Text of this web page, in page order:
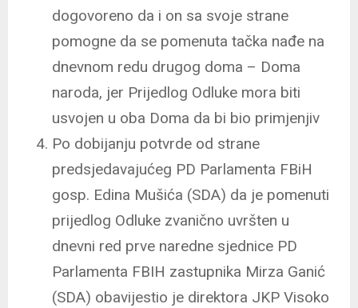
dogovoreno da i on sa svoje strane
pomogne da se pomenuta tačka nađe na
dnevnom redu drugog doma – Doma
naroda, jer Prijedlog Odluke mora biti
usvojen u oba Doma da bi bio primjenjiv
Po dobijanju potvrde od strane
predsjedavajućeg PD Parlamenta FBiH
gosp. Edina Mušića (SDA) da je pomenuti
prijedlog Odluke zvanično uvršten u
dnevni red prve naredne sjednice PD
Parlamenta FBIH zastupnika Mirza Ganić
(SDA) obavijestio je direktora JKP Visoko